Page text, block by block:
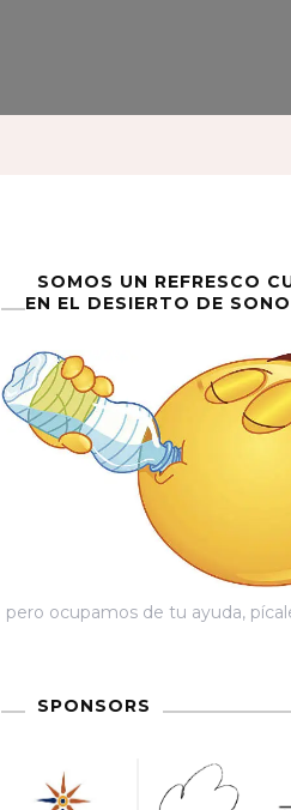
SOMOS UN REFRESCO
EN EL DESIERTO DE
pero ocupamos de tu ayuda,
SPONSORS